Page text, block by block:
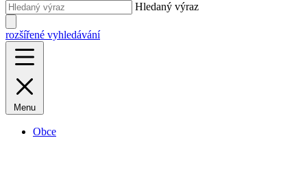
Hledaný výraz
rozšířené vyhledávání
Menu
Obce